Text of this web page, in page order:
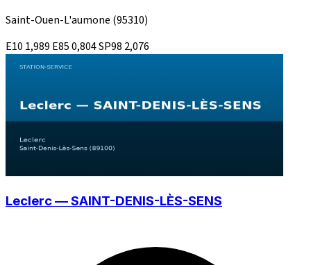
Saint-Ouen-L'aumone (95310)
E10 1,989 E850,804SP98 2,076
Leclerc — SAINT-DENIS-LÈS-SENS